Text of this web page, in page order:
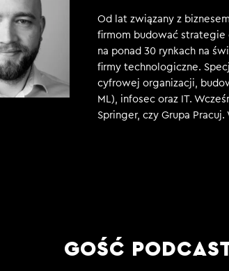
Od lat związany z
firmom budować strategie
na ponad 30 rynkach na
firmy technologiczne.
cyfrowej organizacji,
ML), infosec oraz IT.
Springer, czy Grupa Pracuj.
GOŚĆ